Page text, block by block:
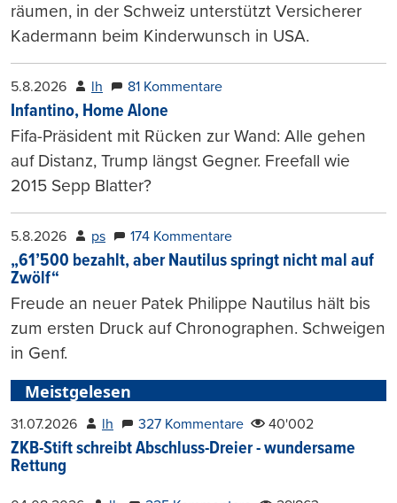
räumen, in der Schweiz unterstützt Versicherer
Kadermann beim Kinderwunsch in USA.
5.8.2026 lh 81 Kommentare
Infantino, Home Alone
Fifa-Präsident mit Rücken zur Wand: Alle gehen
auf Distanz, Trump längst Gegner. Freefall wie
2015 Sepp Blatter?
5.8.2026 ps 174 Kommentare
„61’500 bezahlt, aber Nautilus springt nicht mal auf
Zwölf“
Freude an neuer Patek Philippe Nautilus hält bis
zum ersten Druck auf Chronographen. Schweigen
in Genf.
Meistgelesen
31.07.2026 lh 327 Kommentare 40'002
ZKB-Stift schreibt Abschluss-Dreier - wundersame
Rettung